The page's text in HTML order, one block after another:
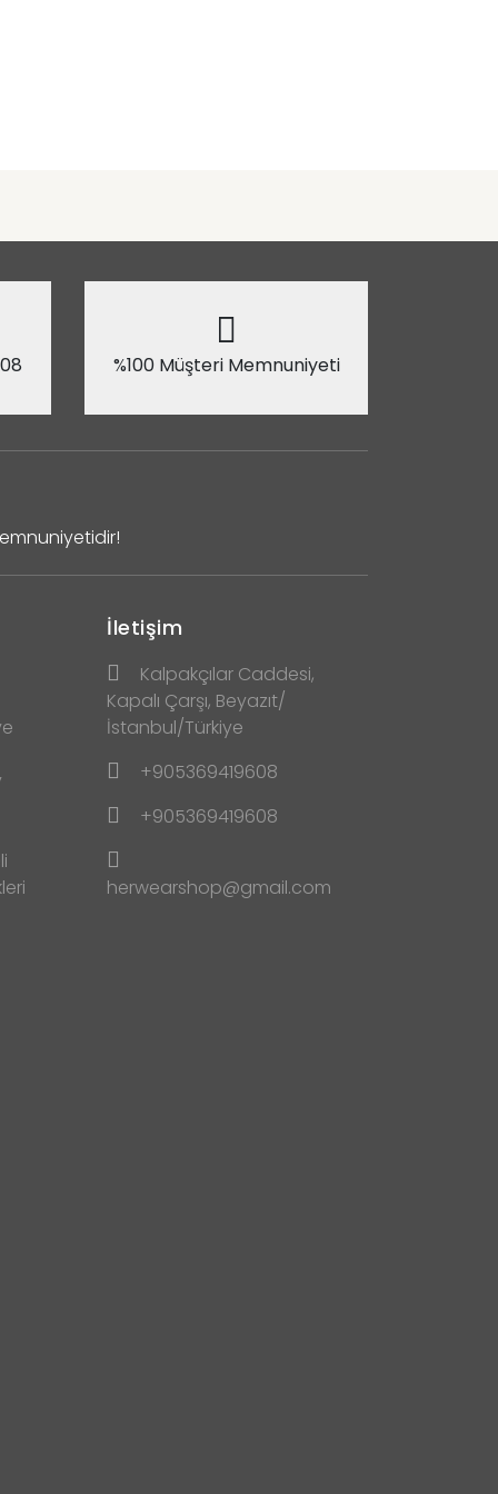
%100 Müşteri Memnuniyeti
İletişim
Kalpakçılar Caddesi,
Kapalı Çarşı, Beyazıt/
İstanbul/Türkiye
+905369419608
+905369419608
herwearshop@gmail.com